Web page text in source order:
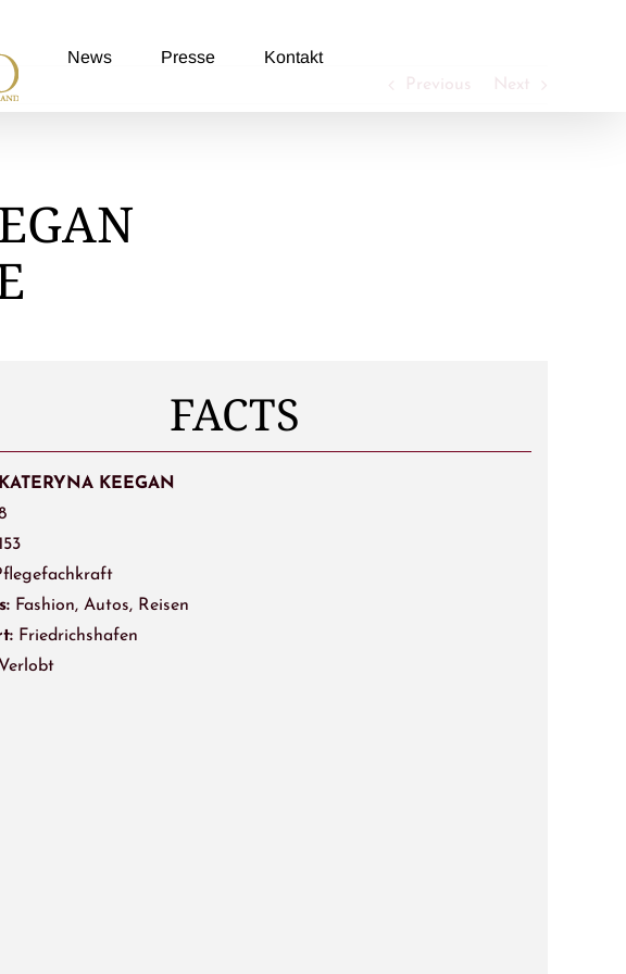
News Presse Kontakt
Previous Next
FACTS
KEEGAN
Fashion, Autos, Reisen
Friedrichshafen